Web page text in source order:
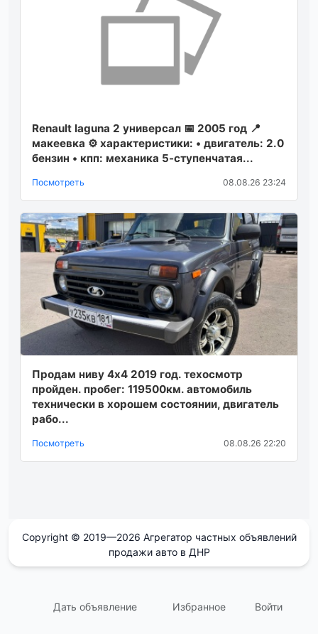
Renault laguna 2 универсал 📅 2005 год 📍
макеевка ⚙ характеристики: • двигатель: 2.0
бензин • кпп: механика 5-ступенчатая...
Посмотреть 08.08.26 23:24
Продам ниву 4х4 2019 год. техосмотр
пройден. пробег: 119500км. автомобиль
технически в хорошем состоянии, двигатель
рабо...
Посмотреть 08.08.26 22:20
Copyright © 2019—2026 Агрегатор частных объявлений
продажи авто в ДНР
Дать объявление Избранное Войти